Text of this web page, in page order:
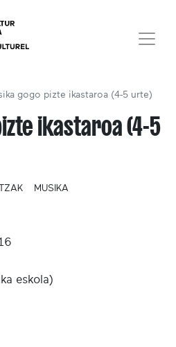
gogo pizte ikastaroa (4-5 urte)
ikastaroa (4-5
MUSIKA
eskola)